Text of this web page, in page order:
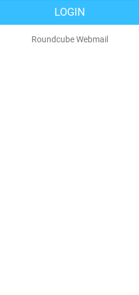
LOGIN
Roundcube Webmail